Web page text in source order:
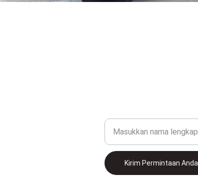
Kirim Permintaan Anda